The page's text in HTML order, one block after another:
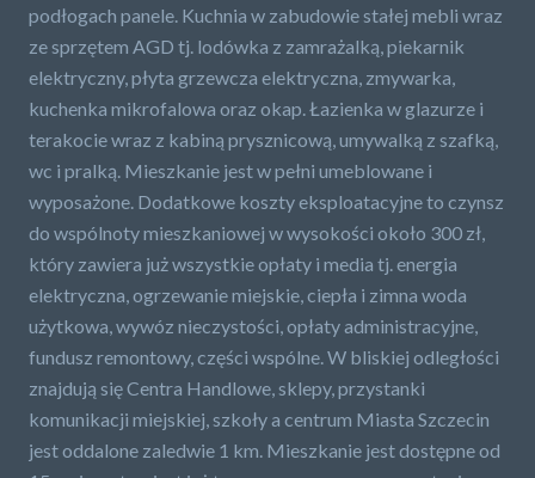
podłogach panele. Kuchnia w zabudowie stałej mebli wraz
ze sprzętem AGD tj. lodówka z zamrażalką, piekarnik
elektryczny, płyta grzewcza elektryczna, zmywarka,
kuchenka mikrofalowa oraz okap. Łazienka w glazurze i
terakocie wraz z kabiną prysznicową, umywalką z szafką,
wc i pralką. Mieszkanie jest w pełni umeblowane i
wyposażone. Dodatkowe koszty eksploatacyjne to czynsz
do wspólnoty mieszkaniowej w wysokości około 300 zł,
który zawiera już wszystkie opłaty i media tj. energia
elektryczna, ogrzewanie miejskie, ciepła i zimna woda
użytkowa, wywóz nieczystości, opłaty administracyjne,
fundusz remontowy, części wspólne. W bliskiej odległości
znajdują się Centra Handlowe, sklepy, przystanki
komunikacji miejskiej, szkoły a centrum Miasta Szczecin
jest oddalone zaledwie 1 km. Mieszkanie jest dostępne od